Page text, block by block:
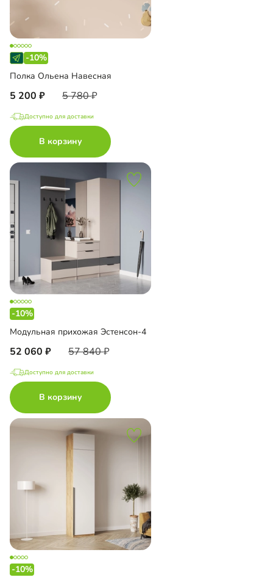
-10%
Полка Ольена Навесная
5 200 5 780
Доступно для доставки
В корзину
-10%
Модульная прихожая Эстенсон-4
52 060 57 840
Доступно для доставки
В корзину
-10%